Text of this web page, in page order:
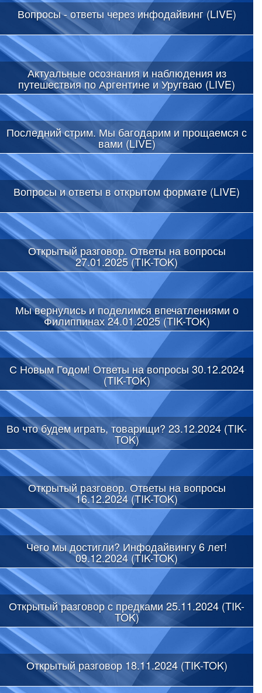
Вопросы - ответы через инфодайвинг (LIVE)
Актуальные осознания и наблюдения из
путешествия по Аргентине и Уругваю (LIVE)
Последний стрим. Мы багодарим и прощаемся с
вами (LIVE)
Вопросы и ответы в открытом формате (LIVE)
Открытый разговор. Ответы на вопросы
27.01.2025 (TIK-TOK)
Мы вернулись и поделимся впечатлениями о
Филиппинах 24.01.2025 (TIK-TOK)
С Новым Годом! Ответы на вопросы 30.12.2024
(TIK-TOK)
Во что будем играть, товарищи? 23.12.2024 (TIK-
TOK)
Открытый разговор. Ответы на вопросы
16.12.2024 (TIK-TOK)
Чего мы достигли? Инфодайвингу 6 лет!
09.12.2024 (TIK-TOK)
Открытый разговор с предками 25.11.2024 (TIK-
TOK)
Открытый разговор 18.11.2024 (TIK-TOK)